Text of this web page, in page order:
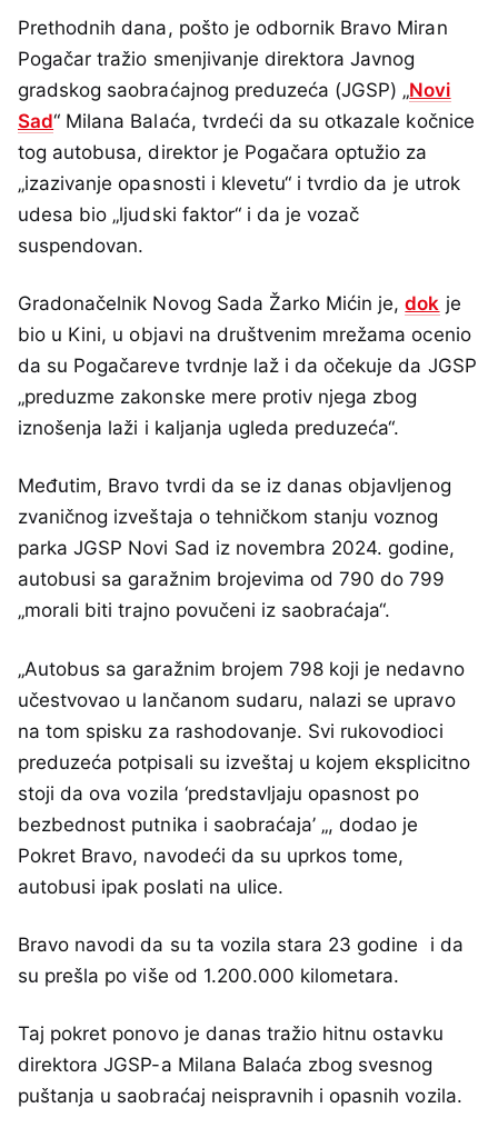
Prethodnih dana, pošto je odbornik Bravo Miran
Pogačar tražio smenjivanje direktora Javnog
gradskog saobraćajnog preduzeća (JGSP) „Novi
Sad“ Milana Balaća, tvrdeći da su otkazale kočnice
tog autobusa, direktor je Pogačara optužio za
„izazivanje opasnosti i klevetu“ i tvrdio da je utrok
udesa bio „ljudski faktor“ i da je vozač
suspendovan.
Gradonačelnik Novog Sada Žarko Mićin je,dok je
bio u Kini, u objavi na društvenim mrežama ocenio
da su Pogačareve tvrdnje laž i da očekuje da JGSP
„preduzme zakonske mere protiv njega zbog
iznošenja laži i kaljanja ugleda preduzeća“.
Međutim, Bravo tvrdi da se iz danas objavljenog
zvaničnog izveštaja o tehničkom stanju voznog
parka JGSP Novi Sad iz novembra 2024. godine,
autobusi sa garažnim brojevima od 790 do 799
„morali biti trajno povučeni iz saobraćaja“.
„Autobus sa garažnim brojem 798 koji je nedavno
učestvovao u lančanom sudaru, nalazi se upravo
na tom spisku za rashodovanje. Svi rukovodioci
preduzeća potpisali su izveštaj u kojem eksplicitno
stoji da ova vozila ‘predstavljaju opasnost po
bezbednost putnika i saobraćaja’ „, dodao je
Pokret Bravo, navodeći da su uprkos tome,
autobusi ipak poslati na ulice.
Bravo navodi da su ta vozila stara 23 godine i da
su prešla po više od 1.200.000 kilometara.
Taj pokret ponovo je danas tražio hitnu ostavku
direktora JGSP-a Milana Balaća zbog svesnog
puštanja u saobraćaj neispravnih i opasnih vozila.